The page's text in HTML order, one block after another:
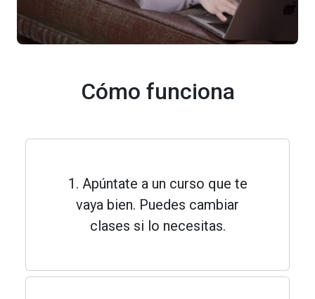
Cómo funciona
1. Apúntate a un curso que te
vaya bien. Puedes cambiar
clases si lo necesitas.